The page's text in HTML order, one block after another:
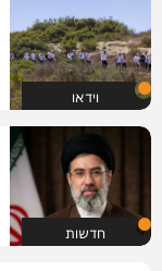
וידאו
חדשות